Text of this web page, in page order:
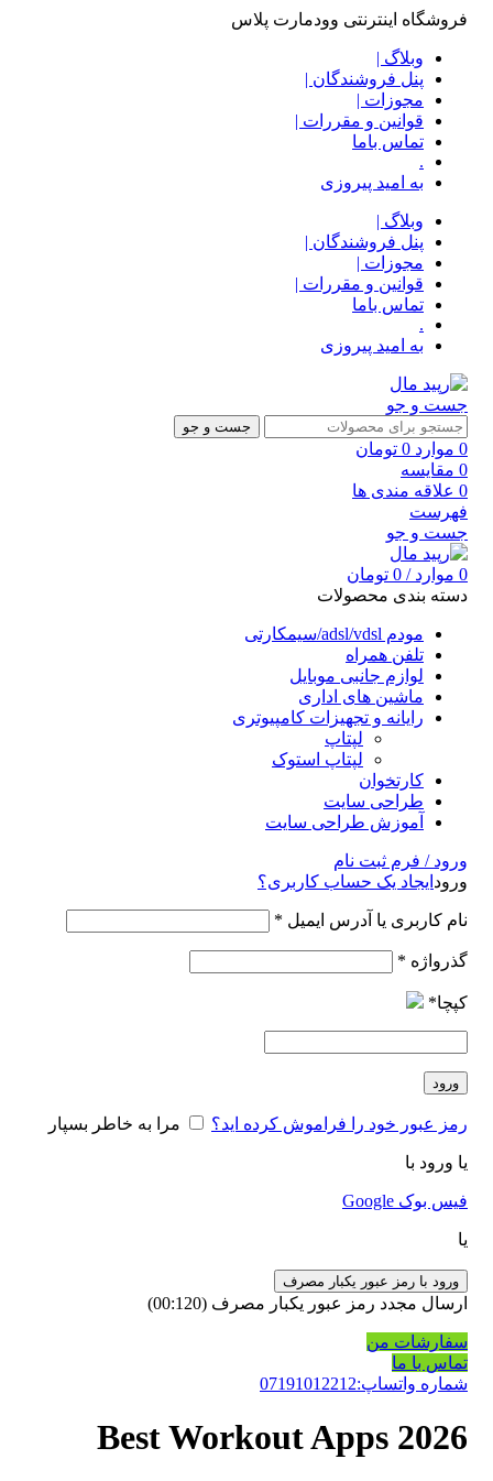
فروشگاه اینترنتی وودمارت پلاس
وبلاگ |
پنل فروشندگان |
مجوزات |
قوانین و مقررات |
تماس باما
.
به امید پیروزی
وبلاگ |
پنل فروشندگان |
مجوزات |
قوانین و مقررات |
تماس باما
.
به امید پیروزی
جست و جو
جست و جو
0 موارد 0 تومان
0 مقایسه
0 علاقه مندی ها
فهرست
جست و جو
0 موارد /
0 تومان
دسته بندی محصولات
مودم adsl/vdsl/سیمکارتی
تلفن همراه
لوازم جانبی موبایل
ماشین های اداری
رایانه و تجهیزات کامپیوتری
لپتاپ
لپتاپ استوک
کارتخوان
طراحی سایت
آموزش طراحی سایت
ورود / فرم ثبت نام
ورود ایجاد یک حساب کاربری؟
نام کاربری یا آدرس ایمیل *
گذرواژه *
کپچا*
ورود
رمز عبور خود را فراموش کرده اید؟ مرا به خاطر بسپار
یا ورود با
فیس بوک Google
یا
ورود با رمز عبور یکبار مصرف
ارسال مجدد رمز عبور یکبار مصرف (00:
120
)
سفارشات من
تماس با ما
شماره واتساپ:07191012212
Best Workout Apps 2026